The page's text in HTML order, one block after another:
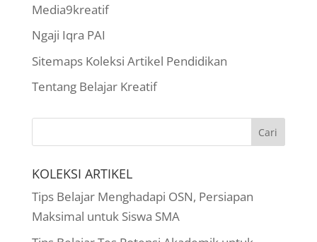
Media9kreatif
Ngaji Iqra PAI
Sitemaps Koleksi Artikel Pendidikan
Tentang Belajar Kreatif
KOLEKSI ARTIKEL
Tips Belajar Menghadapi OSN, Persiapan
Maksimal untuk Siswa SMA